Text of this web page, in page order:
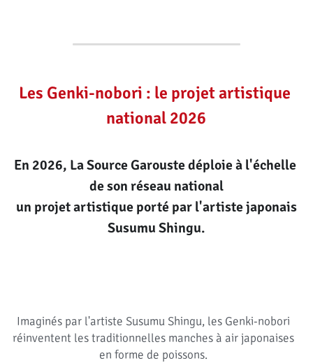
FAIRE UN DON
Les Genki-nobori : le projet artistique
national 2026
En 2026, La Source Garouste déploie à l'échelle
de son réseau national
Susumu Shingu.
Imaginés par l'artiste Susumu Shingu, les Genki-nobori
réinventent les traditionnelles manches à air japonaises
en forme de poissons.